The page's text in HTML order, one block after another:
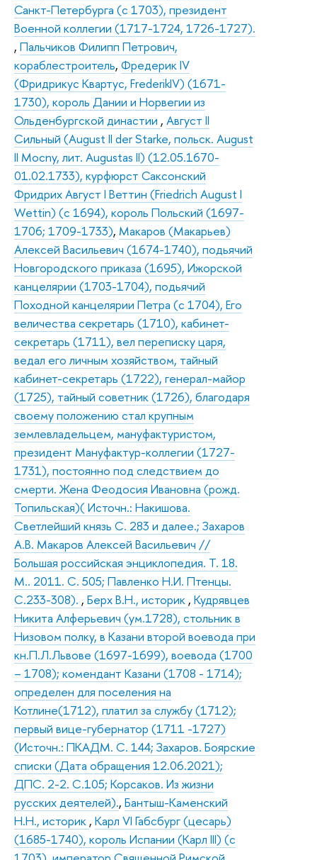
Санкт-Петербурга (с 1703), президент
Военной коллегии (1717-1724, 1726-1727).
, Пальчиков Филипп Петрович,
кораблестроитель, Фредерик IV
(Фридрикус Квартус, FrederikIV) (1671-
1730), король Дании и Норвегии из
Ольденбургской династии , Август II
Сильный (August II der Starke, польск. August
II Mocny, лит. Augustas II) (12.05.1670-
01.02.1733), курфюрст Саксонский
Фридрих Август I Веттин (Friedrich August I
Wettin) (с 1694), король Польский (1697-
1706; 1709-1733), Макаров (Макарьев)
Алексей Васильевич (1674-1740), подьячий
Новгородского приказа (1695), Ижорской
канцелярии (1703-1704), подьячий
Походной канцелярии Петра (с 1704), Его
величества секретарь (1710), кабинет-
секретарь (1711), вел переписку царя,
ведал его личным хозяйством, тайный
кабинет-секретарь (1722), генерал-майор
(1725), тайный советник (1726), благодаря
своему положению стал крупным
землевладельцем, мануфактуристом,
президент Мануфактур-коллегии (1727-
1731), постоянно под следствием до
смерти. Жена Феодосия Ивановна (рожд.
Топильская)( Источн.: Накишова.
Светлейший князь С. 283 и далее.; Захаров
А.В. Макаров Алексей Васильевич //
Большая российская энциклопедия. Т. 18.
М.. 2011. С. 505; Павленко Н.И. Птенцы.
С.233-308). , Берх В.Н., историк , Кудрявцев
Никита Алферьевич (ум.1728), стольник в
Низовом полку, в Казани второй воевода при
кн.П.Л.Львове (1697-1699), воевода (1700
– 1708); комендант Казани (1708 - 1714);
определен для поселения на
Котлине(1712), платил за службу (1712);
первый вице-губернатор (1711 -1727)
(Источн.: ПКАДМ. С. 144; Захаров. Боярские
списки (Дата обращения 12.06.2021);
ДПС. 2-2. С.105; Корсаков. Из жизни
русских деятелей)., Бантыш-Каменский
Н.Н., историк , Карл VI Габсбург (цесарь)
(1685-1740), король Испании (Карл III) (с